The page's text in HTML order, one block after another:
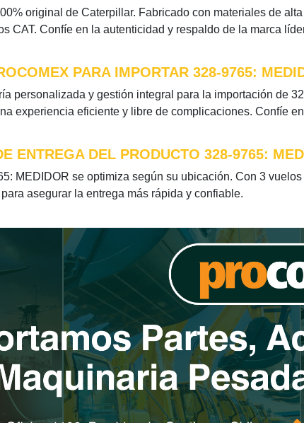
original de Caterpillar. Fabricado con materiales de
CAT. Confíe en la autenticidad y respaldo de la marca
PARA IMPORTAR 328-9765:
personalizada y gestión integral para la importación de
experiencia eficiente y libre de complicaciones. Confíe
ENTREGA DEL PRODUCTO 328-9765:
MEDIDOR se optimiza según su ubicación. Con 3
asegurar la entrega más rápida y confiable.